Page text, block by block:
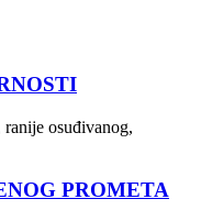
osuđivanog,
PROMETA